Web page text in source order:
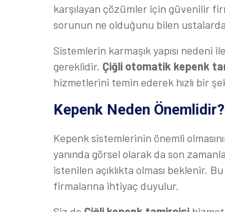
karşılayan çözümler için güvenilir
sorunun ne olduğunu bilen
Sistemlerin karmaşık yapısı
gereklidir. Çiğli otomatik kepenk
hizmetlerini temin ederek hızlı bir
Kepenk Neden Önemlidir?
Kepenk sistemlerinin önemli
yanında görsel olarak da son
istenilen açıklıkta olması beklenir.
firmalarına ihtiyaç duyulur.